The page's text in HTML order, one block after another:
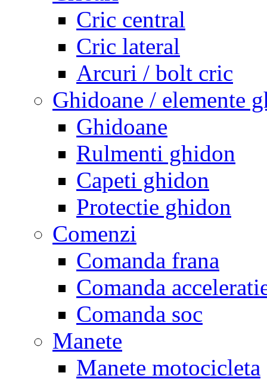
Cric central
Cric lateral
Arcuri / bolt cric
Ghidoane / elemente
Ghidoane
Rulmenti ghidon
Capeti ghidon
Protectie ghidon
Comenzi
Comanda frana
Comanda
Comanda soc
Manete
Manete motocicleta